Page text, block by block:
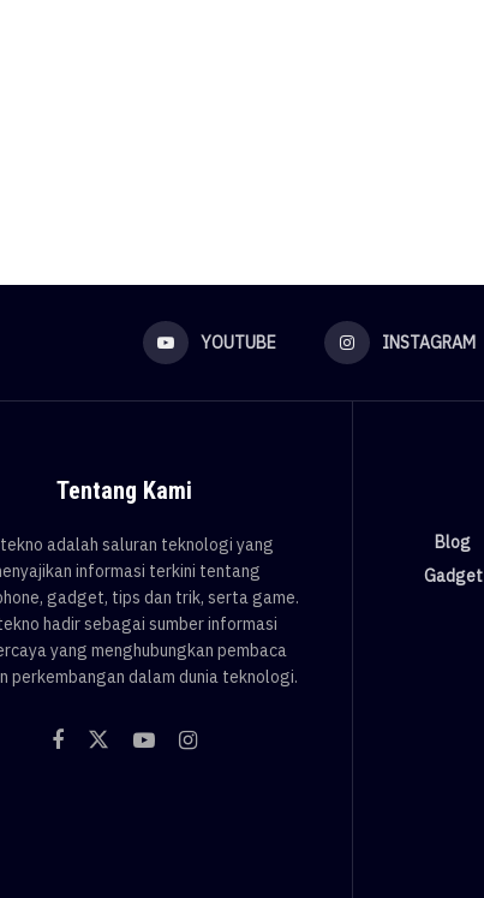
YOUTUBE INSTAGRAM
Tentang Kami
adalah saluran teknologi yang
informasi terkini tentang
gadget, tips dan trik, serta game.
hadir sebagai sumber informasi
yang menghubungkan pembaca
perkembangan dalam dunia teknologi.
Blog
Gadget